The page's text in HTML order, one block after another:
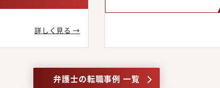
詳しく見る →
弁護士の転職事例 一覧